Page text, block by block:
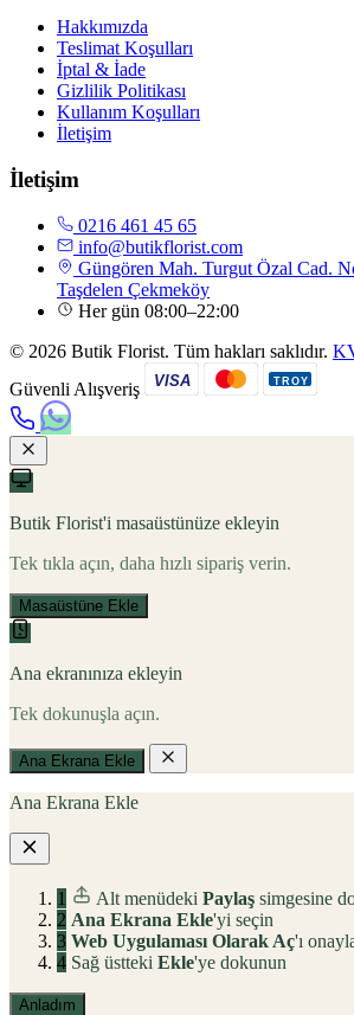
Hakkımızda
Teslimat Koşulları
İptal & İade
Gizlilik Politikası
Kullanım Koşulları
İletişim
İletişim
0216 461 45 65
info@butikflorist.com
Güngören Mah. Turgut Özal Cad.
Taşdelen Çekmeköy
Her gün 08:00–22:00
© 2026 Butik Florist. Tüm hakları saklıdır.
Güvenli Alışveriş
VISA TROY
Butik Florist'i masaüstünüze ekleyin
Tek tıkla açın, daha hızlı sipariş verin.
Masaüstüne Ekle
Ana ekranınıza ekleyin
Tek dokunuşla açın.
Ana Ekrana Ekle
Ana Ekrana Ekle
1 Alt menüdeki Paylaş simgesine
2 Ana Ekrana Ekle'yi seçin
3 Web Uygulaması Olarak Aç'ı
4 Sağ üstteki Ekle'ye dokunun
Anladım